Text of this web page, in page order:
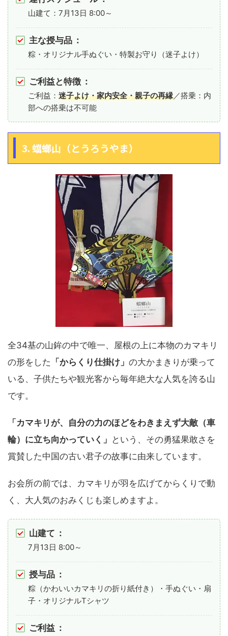
山建て：7月13日 8:00～
主な授与品 ：
粽・オリジナル手ぬぐい・特製お守り（迷子よけ）
ご利益と特徴 ：
ご利益： 迷子よけ・家内安全・親子の再縁／搭乗：内
部への搭乗は不可能
3. 蟷螂山（とうろうやま）
全34基の山鉾の中で唯一、屋根の上に本物のカマキリ
の形をした 「からくり仕掛け」 の大かまきりが乗って
いる、子供たちや観光客から毎年絶大な人気を誇る山
です。
「カマキリが、自分の力のほどをわきまえず大敵（車
輪）に立ち向かっていく」 という、その勇猛果敢さを
賞賛した中国の古い君子の故事に由来しています。
お会所の前では、カマキリが羽を広げてからくりで動
く、大人気のおみくじも楽しめますよ。
山建て ：
7月13日 8:00～
授与品 ：
粽（かわいいカマキリの折り紙付き）・手ぬぐい・扇
子・オリジナルTシャツ
ご利益 ：